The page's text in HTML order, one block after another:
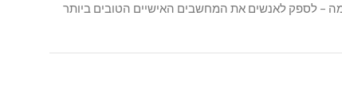
– לספק לאנשים את המחשבים האישיים הטובים ביותר